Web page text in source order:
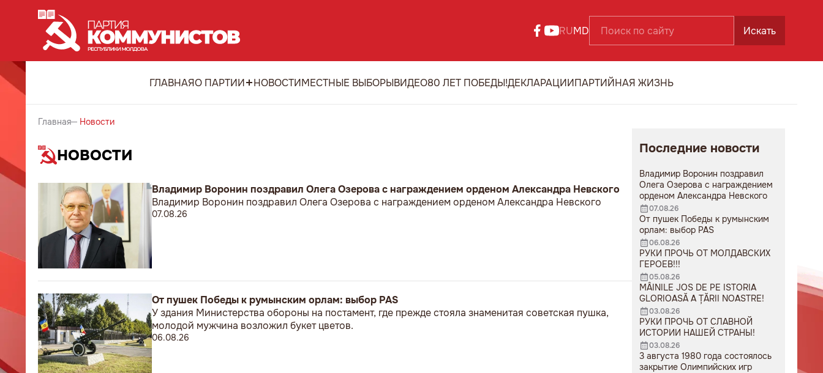
RUMD Искать
ГЛАВНАЯО ПАРТИИ НОВОСТИМЕСТНЫЕ ВЫБОРЫВИДЕО80 ЛЕТ ПОБЕДЫ!ДЕКЛАРАЦИИПАРТИЙНАЯ ЖИЗНЬ
Главная Новости
НОВОСТИ
Владимир Воронин поздравил Олега Озерова с награждением орденом Александра Невского
Владимир Воронин поздравил Олега Озерова с награждением орденом Александра Невского
07.08.26
От пушек Победы к румынским орлам: выбор PAS
У здания Министерства обороны на постамент, где прежде стояла знаменитая советская пушка,
молодой мужчина возложил букет цветов.
06.08.26
Последние новости
Владимир Воронин поздравил
Олега Озерова с награждением
орденом Александра Невского
07.08.26
От пушек Победы к румынским
орлам: выбор PAS
06.08.26
РУКИ ПРОЧЬ ОТ МОЛДАВСКИХ
ГЕРОЕВ!!!
05.08.26
MÂINILE JOS DE PE ISTORIA
GLORIOASĂ A ȚĂRII NOASTRE!
03.08.26
РУКИ ПРОЧЬ ОТ СЛАВНОЙ
ИСТОРИИ НАШЕЙ СТРАНЫ!
03.08.26
3 августа 1980 года состоялось
закрытие Олимпийских игр